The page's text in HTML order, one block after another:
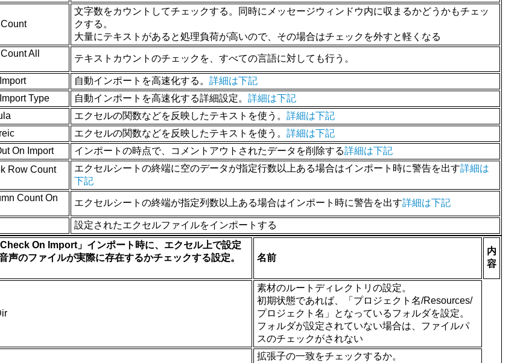
文字数をカウントしてチェックする。同時にメッセージウィンドウ内に収まるかどうかもチェッ
クする。
大量にテキストがあると処理負荷が高いので、その場合はチェックを外すと軽くなる
All
テキストカウントのチェックを、すべての言語に対しても行う。
自動インポートを高速化する。 詳細は下記
Type
自動インポートを高速化する詳細設定。 詳細は下記
エクセルの関数などを反映したテキストを使う。 詳細は下記
エクセルの関数などを反映したテキストを使う。 詳細は下記
On Import
インポートの時点で、コメントアウトされたデータを削除する詳細は下記
Row Count
エクセルシートの終端に空のデータが指定行数以上ある場合はインポート時に警告を出す詳細は
下記
Count On
エクセルシートの終端が指定列数以上ある場合はインポート時に警告を出す詳細は下記
設定されたエクセルファイルをインポートする
Check On Import」インポート時に、エクセル上で設定
声のファイルが実際に存在するかチェックする設定。
名前
内
容
素材のルートディレクトリの設定。
初期状態であれば、「プロジェクト名/Resources/
プロジェクト名」となっているフォルダを設定。
フォルダが設定されていない場合は、ファイルパ
スのチェックがされない
拡張子の一致をチェックするか。